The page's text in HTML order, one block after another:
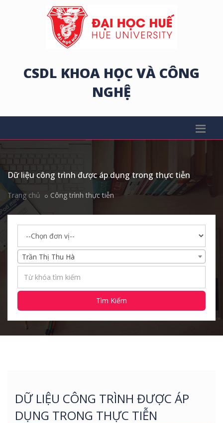
CSDL KHOA HỌC VÀ CÔNG
NGHỆ
Dữ liệu công trình được áp dụng trong thực tiễn
Trang chủ Công trình thực tiễn
Trần Thị Thu Hà
Tìm Kiếm
DỮ LIỆU CÔNG TRÌNH ĐƯỢC ÁP
DỤNG TRONG THỰC TIỄN